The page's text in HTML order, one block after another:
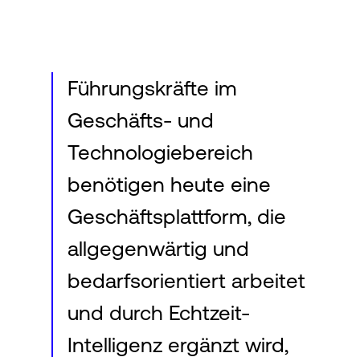
Führungskräfte im
Geschäfts- und
Technologiebereich
benötigen heute eine
Geschäftsplattform, die
allgegenwärtig und
bedarfsorientiert arbeitet
und durch Echtzeit-
Intelligenz ergänzt wird,